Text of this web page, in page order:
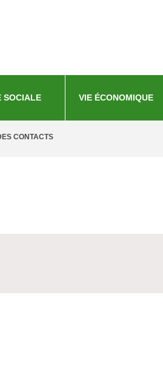
SOCIALE VIE ÉCONOMIQUE
CONTACTS